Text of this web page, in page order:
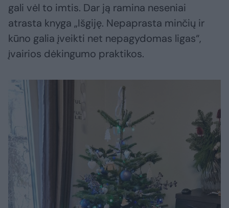
gali vėl to imtis. Dar ją ramina neseniai
atrasta knyga „Išgiję. Nepaprasta minčių ir
kūno galia įveikti net nepagydomas ligas“,
įvairios dėkingumo praktikos.